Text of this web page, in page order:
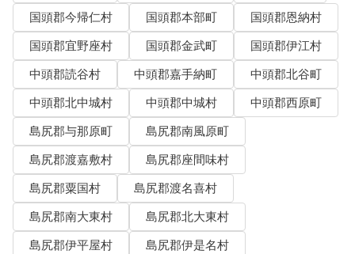
国頭郡今帰仁村
国頭郡本部町
国頭郡恩納村
国頭郡宜野座村
国頭郡金武町
国頭郡伊江村
中頭郡読谷村
中頭郡嘉手納町
中頭郡北谷町
中頭郡北中城村
中頭郡中城村
中頭郡西原町
島尻郡与那原町
島尻郡南風原町
島尻郡渡嘉敷村
島尻郡座間味村
島尻郡粟国村
島尻郡渡名喜村
島尻郡南大東村
島尻郡北大東村
島尻郡伊平屋村
島尻郡伊是名村